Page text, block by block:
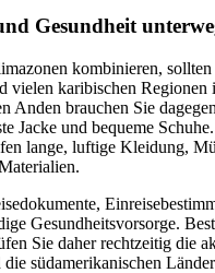
Gesundheit
kombinieren,
vielen karibischen Regionen
Anden brauchen Sie
Jacke und bequeme
lange, luftige Kleidung,
Gesundheitsvorsorge.
Sie daher rechtzeitig die
südamerikanischen